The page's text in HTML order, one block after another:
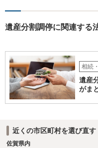
遺産分割調停に関連する
相続
遺産
がま
近くの市区町村を選び直す
佐賀県内